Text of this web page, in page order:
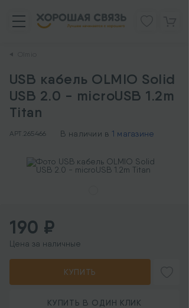
USB кабель OLMIO Solid
USB 2.0 - microUSB 1.2m
Titan
АРТ.265466 В наличии в 1 магазине
190 ₽
Цена за наличные
КУПИТЬ
КУПИТЬ В ОДИН КЛИК